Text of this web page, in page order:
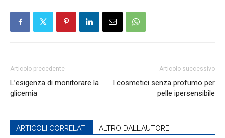
Articolo precedente
L’esigenza di monitorare la
glicemia
Articolo successivo
I cosmetici senza profumo per
pelle ipersensibile
ARTICOLI CORRELATI ALTRO DALL'AUTORE